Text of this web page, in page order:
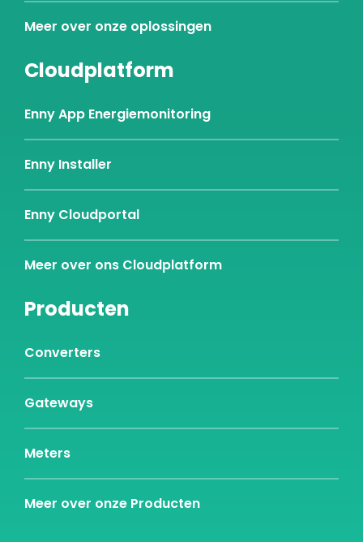
Meer over onze oplossingen
Cloudplatform
Enny App Energiemonitoring
Enny Installer
Enny Cloudportal
Meer over ons Cloudplatform
Producten
Converters
Gateways
Meters
Meer over onze Producten